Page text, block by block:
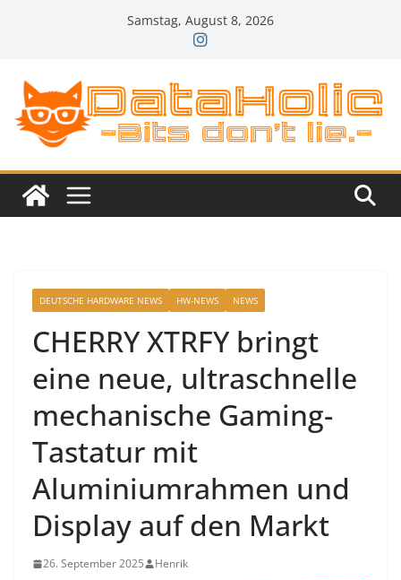
Samstag, August 8, 2026
DEUTSCHE HARDWARE NEWS HW-NEWS NEWS
CHERRY XTRFY bringt
eine neue, ultraschnelle
mechanische Gaming-
Tastatur mit
Aluminiumrahmen und
Display auf den Markt
26. September 2025 Henrik